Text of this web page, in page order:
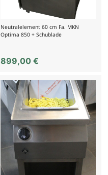
Neutralelement 60 cm Fa. MKN
Optima 850 + Schublade
899,00€